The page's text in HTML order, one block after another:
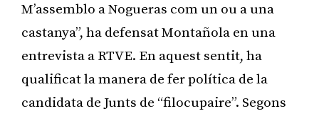
M’assemblo a Nogueras com un ou a una
castanya”, ha defensat Montañola en una
entrevista a RTVE. En aquest sentit, ha
qualificat la manera de fer política de la
candidata de Junts de “filocupaire”. Segons